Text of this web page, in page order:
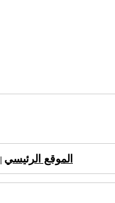
الموقع الرئيسي